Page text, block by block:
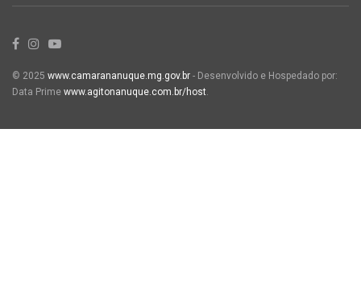
© 2025 www.camarananuque.mg.gov.br - Desenvolvido e Hospedado por:
Data Prime www.agitonanuque.com.br/host